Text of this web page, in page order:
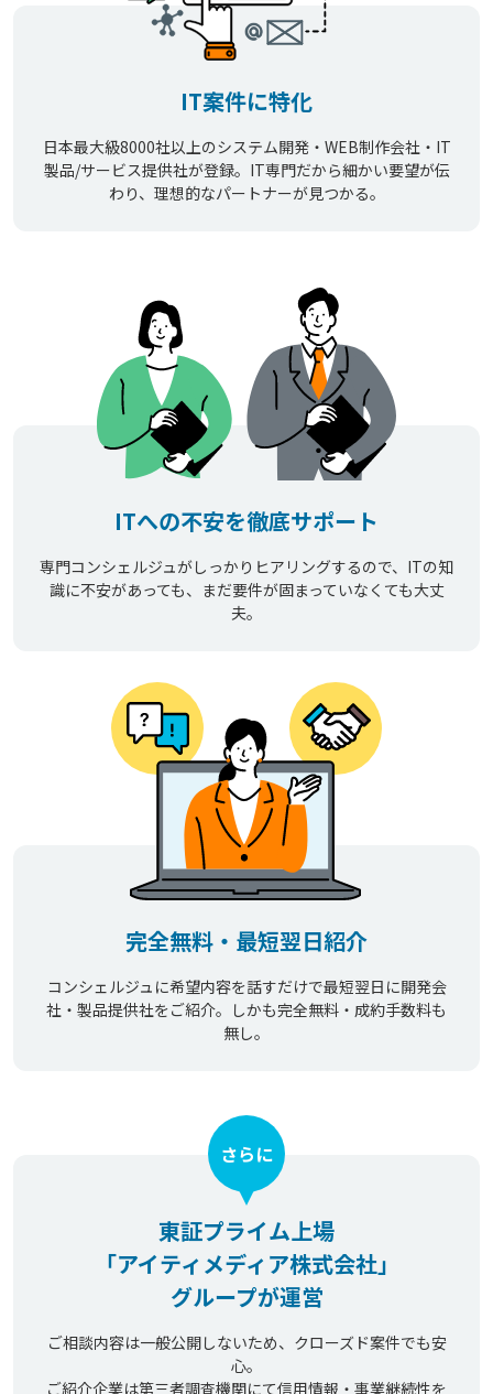
IT案件に特化
日本最大級8000社以上のシステム開発・WEB制作会社・IT
製品/サービス提供社が登録。IT専門だから細かい要望が伝
わり、理想的なパートナーが見つかる。
ITへの不安を徹底サポート
専門コンシェルジュがしっかりヒアリングするので、ITの知
識に不安があっても、まだ要件が固まっていなくても大丈
夫。
完全無料・最短翌日紹介
コンシェルジュに希望内容を話すだけで最短翌日に開発会
社・製品提供社をご紹介。しかも完全無料・成約手数料も
無し。
東証プライム上場
「アイティメディア株式会社」
グループが運営
さらに
ご相談内容は一般公開しないため、クローズド案件でも安
心。
ご紹介企業は第三者調査機関にて信用情報・事業継続性を